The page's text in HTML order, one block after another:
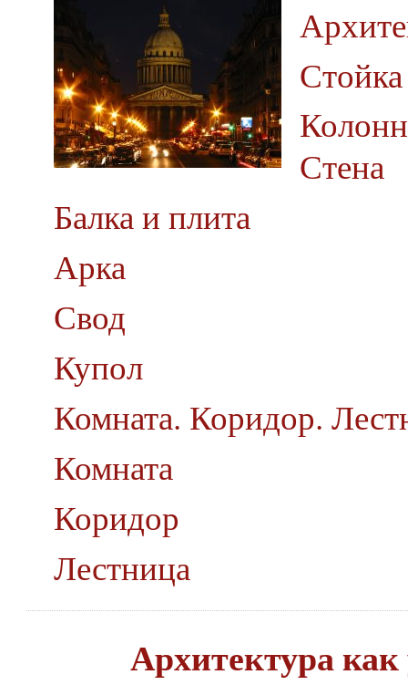
Стена
Балка и плита
Арка
Свод
Купол
Комната. Коридор.
Комната
Коридор
Лестница
Архитектура